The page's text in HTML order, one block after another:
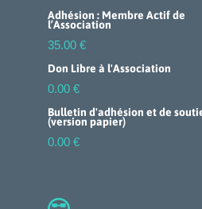
prix :
40.00 €
Adhésion : Membre Actif de
l’Association
35.00 €
Don Libre à l'Association
0.00 €
Bulletin d'adhésion et de
(version papier)
0.00 €